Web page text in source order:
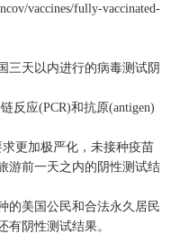
vaccines/fully-vaccinated-
三天以内进行的病毒测试阴
反应(PCR)和抗原(antigen)
更加极严化，未接种疫苗
游前一天之内的阴性测试结
的美国公民和合法永久居民
有阴性测试结果。